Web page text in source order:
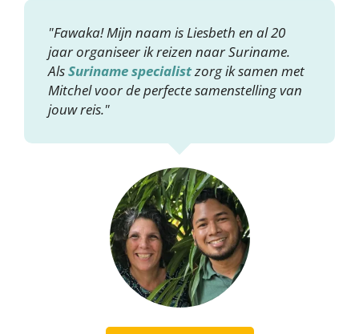
"Fawaka! Mijn naam is Liesbeth en al 20
jaar organiseer ik reizen naar Suriname.
AlsSuriname specialistzorg ik samen met
Mitchel voor de perfecte samenstelling van
jouw reis."